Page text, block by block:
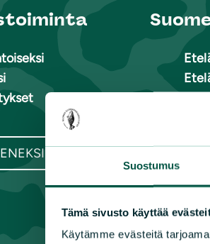
Suostumus
Tämä sivusto käyttää
Käytämme evästeitä